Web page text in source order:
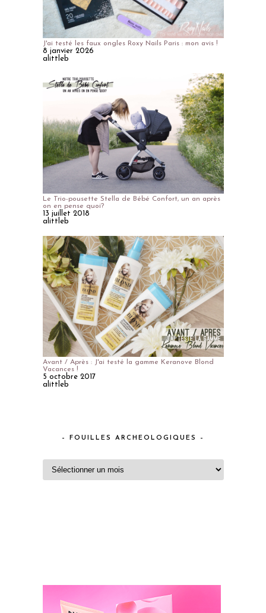
J'ai testé les faux ongles Roxy Nails Paris : mon avis !
8 janvier 2026
alittleb
Le Trio-pousette Stella de Bébé Confort, un an après
on en pense quoi?
13 juillet 2018
alittleb
Avant / Après : J'ai testé la gamme Keranove Blond
Vacances !
5 octobre 2017
alittleb
– FOUILLES ARCHEOLOGIQUES –